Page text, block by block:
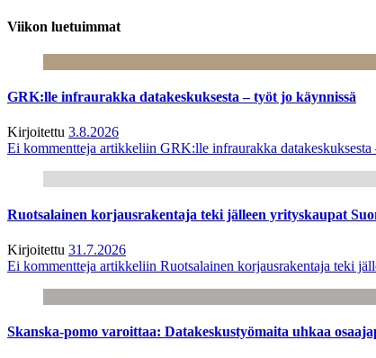
Viikon luetuimmat
GRK:lle infraurakka datakeskuksesta – työt jo käynnissä
Kirjoitettu 3.8.2026
Ei kommentteja artikkeliin GRK:lle infraurakka datakeskuksesta
Ruotsalainen korjausrakentaja teki jälleen yrityskaupat
Kirjoitettu 31.7.2026
Ei kommentteja artikkeliin Ruotsalainen korjausrakentaja teki
Skanska-pomo varoittaa: Datakeskustyömaita uhkaa